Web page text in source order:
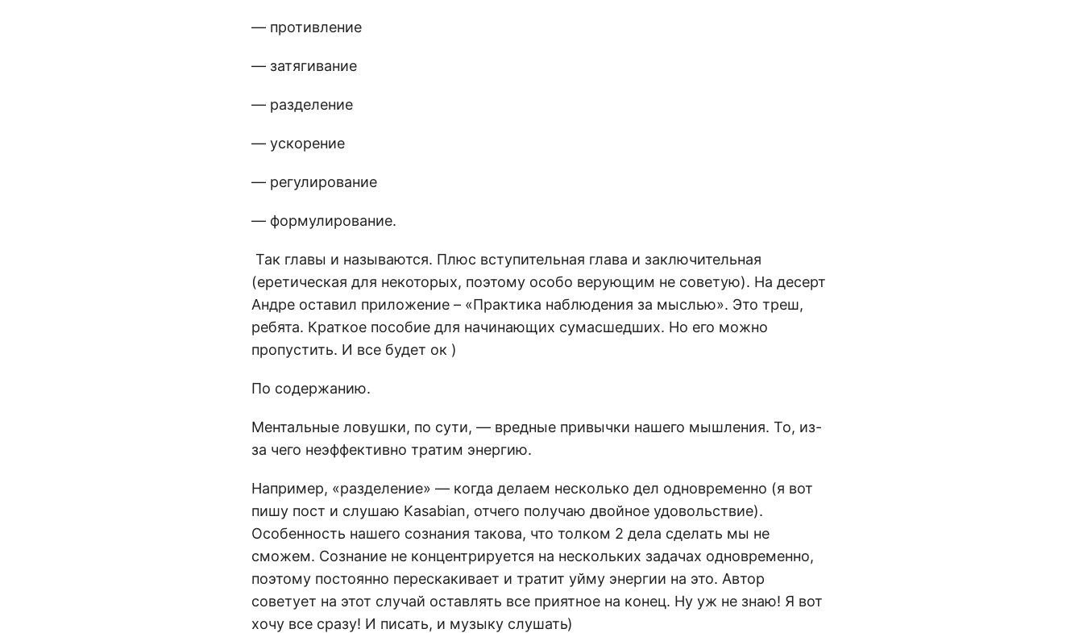
— противление
— затягивание
— разделение
— ускорение
— регулирование
— формулирование.
Так главы и называются. Плюс вступительная глава и заключительная
(еретическая для некоторых, поэтому особо верующим не советую). На десерт
Андре оставил приложение – «Практика наблюдения за мыслью». Это треш,
ребята. Краткое пособие для начинающих сумасшедших. Но его можно
пропустить. И все будет ок )
По содержанию.
Ментальные ловушки, по сути, — вредные привычки нашего мышления. То, из-
за чего неэффективно тратим энергию.
Например, «разделение» — когда делаем несколько дел одновременно (я вот
пишу пост и слушаю Kasabian, отчего получаю двойное удовольствие).
Особенность нашего сознания такова, что толком 2 дела сделать мы не
сможем. Сознание не концентрируется на нескольких задачах одновременно,
поэтому постоянно перескакивает и тратит уйму энергии на это. Автор
советует на этот случай оставлять все приятное на конец. Ну уж не знаю! Я вот
хочу все сразу! И писать, и музыку слушать)